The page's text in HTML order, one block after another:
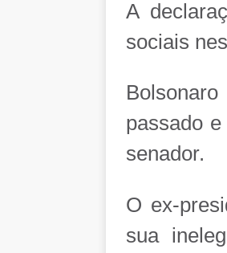
A
sociais
passado
senador.
O ex-
sua